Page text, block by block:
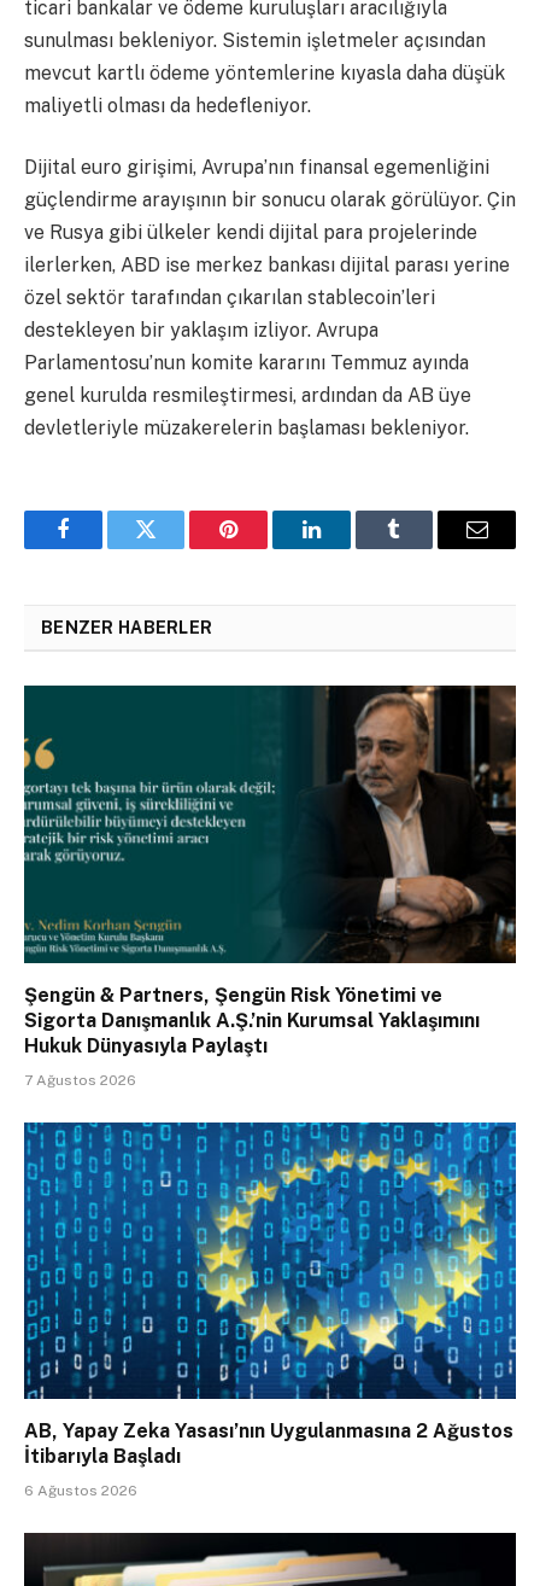
ticari bankalar ve ödeme kuruluşları aracılığıyla
sunulması bekleniyor. Sistemin işletmeler açısından
mevcut kartlı ödeme yöntemlerine kıyasla daha düşük
maliyetli olması da hedefleniyor.
Dijital euro girişimi, Avrupa’nın finansal egemenliğini
güçlendirme arayışının bir sonucu olarak görülüyor. Çin
ve Rusya gibi ülkeler kendi dijital para projelerinde
ilerlerken, ABD ise merkez bankası dijital parası yerine
özel sektör tarafından çıkarılan stablecoin’leri
destekleyen bir yaklaşım izliyor. Avrupa
Parlamentosu’nun komite kararını Temmuz ayında
genel kurulda resmileştirmesi, ardından da AB üye
devletleriyle müzakerelerin başlaması bekleniyor.
FacebookTwitter Pinterest LinkedInTumblr Email
BENZER HABERLER
Şengün & Partners, Şengün Risk Yönetimi ve
Sigorta Danışmanlık A.Ş.’nin Kurumsal Yaklaşımını
Hukuk Dünyasıyla Paylaştı
7 Ağustos 2026
AB, Yapay Zeka Yasası’nın Uygulanmasına 2 Ağustos
İtibarıyla Başladı
6 Ağustos 2026